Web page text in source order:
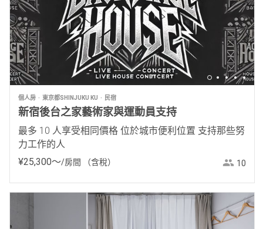
個人房 東京都SHINJUKU KU 民宿
新宿後台之家藝術家與運動員支持
最多 10 人享受相同價格 位於城市便利位置 支持那些努
力工作的人
¥25,300〜/房間 （含稅） 10